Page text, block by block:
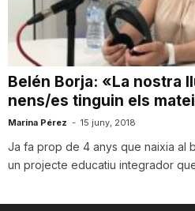
i
u
t
a
Belén Borja: «La nostra
nens/es tinguin els
Marina Pérez - 15 juny, 2018
Ja fa prop de 4 anys que naixia al
un projecte educatiu integrador